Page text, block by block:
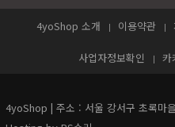
4yoShop 소개 이용약관
사업자정보확인 카
4yoShop | 주소 : 서울 강서구 초록마